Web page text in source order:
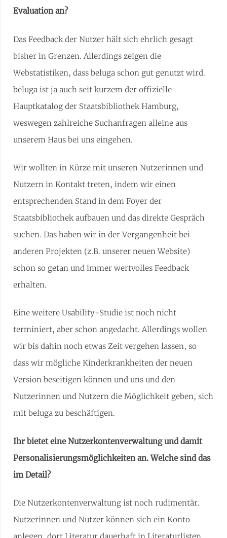
Evaluation an?
Das Feedback der Nutzer hält sich ehrlich gesagt
bisher in Grenzen. Allerdings zeigen die
Webstatistiken, dass beluga schon gut genutzt wird.
beluga ist ja auch seit kurzem der offizielle
Hauptkatalog der Staatsbibliothek Hamburg,
weswegen zahlreiche Suchanfragen alleine aus
unserem Haus bei uns eingehen.
Wir wollten in Kürze mit unseren Nutzerinnen und
Nutzern in Kontakt treten, indem wir einen
entsprechenden Stand in dem Foyer der
Staatsbibliothek aufbauen und das direkte Gespräch
suchen. Das haben wir in der Vergangenheit bei
anderen Projekten (z.B. unserer neuen Website)
schon so getan und immer wertvolles Feedback
erhalten.
Eine weitere Usability-Studie ist noch nicht
terminiert, aber schon angedacht. Allerdings wollen
wir bis dahin noch etwas Zeit vergehen lassen, so
dass wir mögliche Kinderkrankheiten der neuen
Version beseitigen können und uns und den
Nutzerinnen und Nutzern die Möglichkeit geben, sich
mit beluga zu beschäftigen.
Ihr bietet eine Nutzerkontenverwaltung und damit
Personalisierungsmöglichkeiten an. Welche sind das
im Detail?
Die Nutzerkontenverwaltung ist noch rudimentär.
Nutzerinnen und Nutzer können sich ein Konto